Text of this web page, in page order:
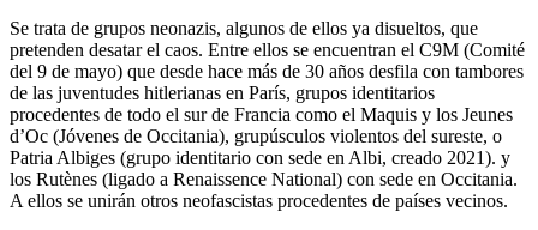
Se trata de grupos neonazis, algunos de ellos ya disueltos, que
pretenden desatar el caos. Entre ellos se encuentran el C9M (Comité
del 9 de mayo) que desde hace más de 30 años desfila con tambores
de las juventudes hitlerianas en París, grupos identitarios
procedentes de todo el sur de Francia como el Maquis y los Jeunes
d’Oc (Jóvenes de Occitania), grupúsculos violentos del sureste, o
Patria Albiges (grupo identitario con sede en Albi, creado 2021). y
los Rutènes (ligado a Renaissence National) con sede en Occitania.
A ellos se unirán otros neofascistas procedentes de países vecinos.